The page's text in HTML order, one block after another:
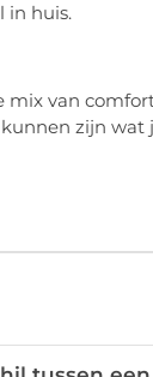
in huis.
mix van
zijn wat